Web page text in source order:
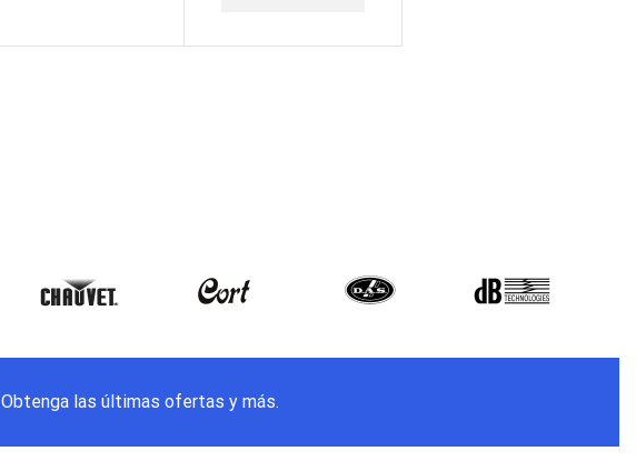
Obtenga las últimas ofertas y más.